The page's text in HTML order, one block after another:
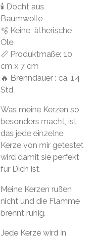
🕯 Docht aus
Baumwolle
🫧 Keine ätherische
Öle
📏 Produktmaße: 10
cm x 7 cm
🔥 Brenndauer : ca. 14
Std.
Was meine Kerzen so
besonders macht, ist
das jede einzelne
Kerze von mir getestet
wird damit sie perfekt
für Dich ist.
Meine Kerzen rußen
nicht und die Flamme
brennt ruhig.
Jede Kerze wird in